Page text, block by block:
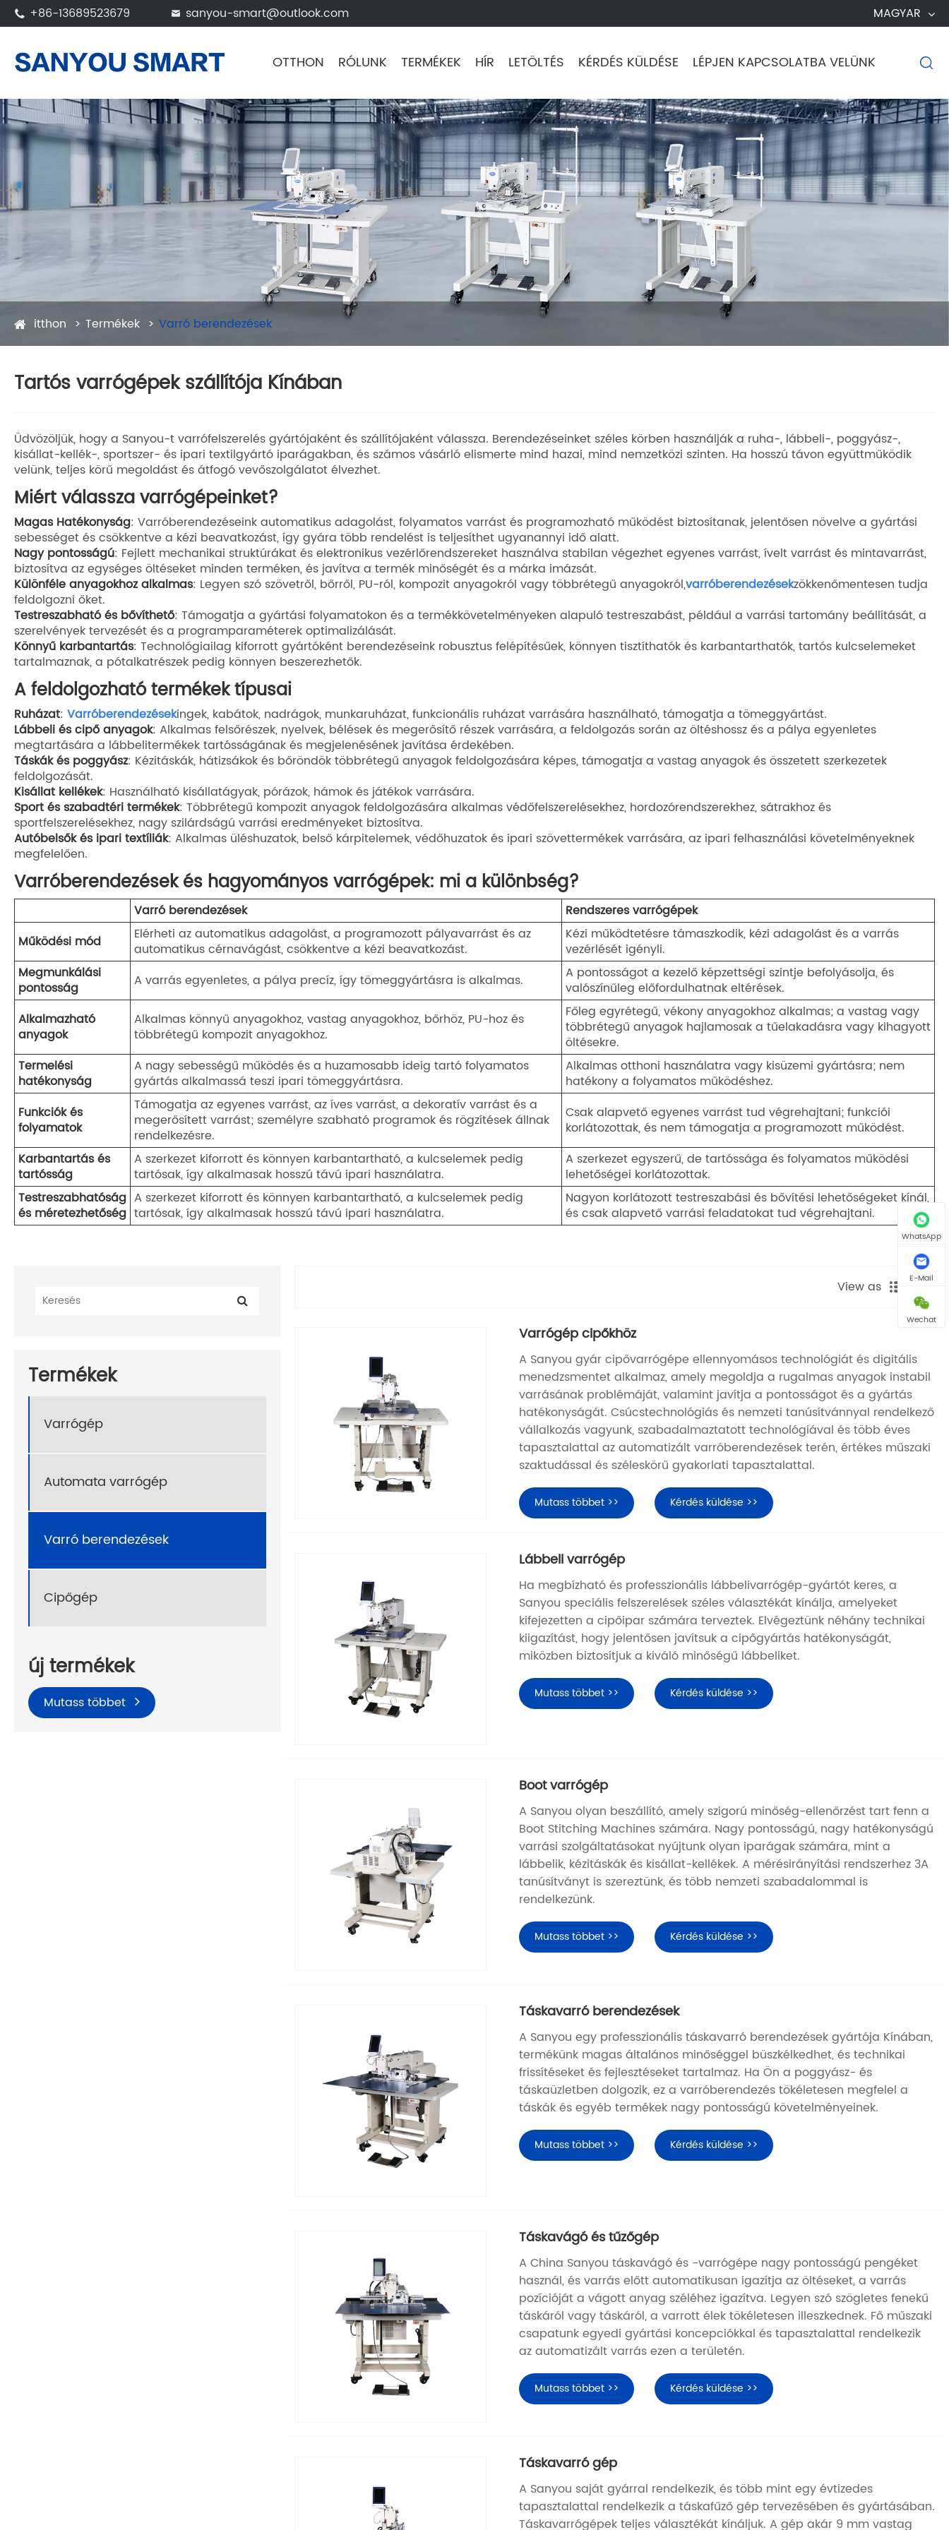
 +86-13689523679  sanyou-smart@outlook.com MAGYAR
OTTHON RÓLUNK TERMÉKEK HÍR LETÖLTÉS KÉRDÉS KÜLDÉSE LÉPJEN KAPCSOLATBA VELÜNK 
itthon Termékek Varró berendezések
Tartós varrógépek szállítója Kínában
Üdvözöljük, hogy a Sanyou-t varrófelszerelés gyártójaként és szállítójaként válassza. Berendezéseinket széles körben használják a ruha-, lábbeli-, poggyász-,
kisállat-kellék-, sportszer- és ipari textilgyártó iparágakban, és számos vásárló elismerte mind hazai, mind nemzetközi szinten. Ha hosszú távon együttműködik
velünk, teljes körű megoldást és átfogó vevőszolgálatot élvezhet.
Miért válassza varrógépeinket?
Magas Hatékonyság: Varróberendezéseink automatikus adagolást, folyamatos varrást és programozható működést biztosítanak, jelentősen növelve a gyártási
sebességet és csökkentve a kézi beavatkozást, így gyára több rendelést is teljesíthet ugyanannyi idő alatt.
Nagy pontosságú: Fejlett mechanikai struktúrákat és elektronikus vezérlőrendszereket használva stabilan végezhet egyenes varrást, ívelt varrást és mintavarrást,
biztosítva az egységes öltéseket minden terméken, és javítva a termék minőségét és a márka imázsát.
Különféle anyagokhoz alkalmas: Legyen szó szövetről, bőrről, PU-ról, kompozit anyagokról vagy többrétegű anyagokról,varróberendezésekzökkenőmentesen tudja
feldolgozni őket.
Testreszabható és bővíthető: Támogatja a gyártási folyamatokon és a termékkövetelményeken alapuló testreszabást, például a varrási tartomány beállítását, a
szerelvények tervezését és a programparaméterek optimalizálását.
Könnyű karbantartás: Technológiailag kiforrott gyártóként berendezéseink robusztus felépítésűek, könnyen tisztíthatók és karbantarthatók, tartós kulcselemeket
tartalmaznak, a pótalkatrészek pedig könnyen beszerezhetők.
A feldolgozható termékek típusai
Ruházat: Varróberendezésekingek, kabátok, nadrágok, munkaruházat, funkcionális ruházat varrására használható, támogatja a tömeggyártást.
Lábbeli és cipő anyagok: Alkalmas felsőrészek, nyelvek, bélések és megerősítő részek varrására, a feldolgozás során az öltéshossz és a pálya egyenletes
megtartására a lábbelitermékek tartósságának és megjelenésének javítása érdekében.
Táskák és poggyász: Kézitáskák, hátizsákok és bőröndök többrétegű anyagok feldolgozására képes, támogatja a vastag anyagok és összetett szerkezetek
feldolgozását.
Kisállat kellékek: Használható kisállatágyak, pórázok, hámok és játékok varrására.
Sport és szabadtéri termékek: Többrétegű kompozit anyagok feldolgozására alkalmas védőfelszerelésekhez, hordozórendszerekhez, sátrakhoz és
sportfelszerelésekhez, nagy szilárdságú varrási eredményeket biztosítva.
Autóbelsők és ipari textíliák: Alkalmas üléshuzatok, belső kárpitelemek, védőhuzatok és ipari szövettermékek varrására, az ipari felhasználási követelményeknek
megfelelően.
Varróberendezések és hagyományos varrógépek: mi a különbség?
Varró berendezések
Rendszeres varrógépek
Működési mód
Elérheti az automatikus adagolást, a programozott pályavarrást és az
automatikus cérnavágást, csökkentve a kézi beavatkozást.
Kézi működtetésre támaszkodik, kézi adagolást és a varrás
vezérlését igényli.
Megmunkálási
pontosság
A varrás egyenletes, a pálya precíz, így tömeggyártásra is alkalmas.
A pontosságot a kezelő képzettségi szintje befolyásolja, és
valószínűleg előfordulhatnak eltérések.
Alkalmazható
anyagok
Alkalmas könnyű anyagokhoz, vastag anyagokhoz, bőrhöz, PU-hoz és
többrétegű kompozit anyagokhoz.
Főleg egyrétegű, vékony anyagokhoz alkalmas; a vastag vagy
többrétegű anyagok hajlamosak a tűelakadásra vagy kihagyott
öltésekre.
Termelési
hatékonyság
A nagy sebességű működés és a huzamosabb ideig tartó folyamatos
gyártás alkalmassá teszi ipari tömeggyártásra.
Alkalmas otthoni használatra vagy kisüzemi gyártásra; nem
hatékony a folyamatos működéshez.
Funkciók és
folyamatok
Támogatja az egyenes varrást, az íves varrást, a dekoratív varrást és a
megerősített varrást; személyre szabható programok és rögzítések állnak
rendelkezésre.
Csak alapvető egyenes varrást tud végrehajtani; funkciói
korlátozottak, és nem támogatja a programozott működést.
Karbantartás és
tartósság
A szerkezet kiforrott és könnyen karbantartható, a kulcselemek pedig
tartósak, így alkalmasak hosszú távú ipari használatra.
A szerkezet egyszerű, de tartóssága és folyamatos működési
lehetőségei korlátozottak.
Testreszabhatóság
és méretezhetőség
A szerkezet kiforrott és könnyen karbantartható, a kulcselemek pedig
tartósak, így alkalmasak hosszú távú ipari használatra.
Nagyon korlátozott testreszabási és bővítési lehetőségeket kínál,
és csak alapvető varrási feladatokat tud végrehajtani.
Termékek
Varrógép
Automata varrógép
Varró berendezések
Cipőgép
új termékek
Mutass többet
View as
Varrógép cipőkhöz
A Sanyou gyár cipővarrógépe ellennyomásos technológiát és digitális
menedzsmentet alkalmaz, amely megoldja a rugalmas anyagok instabil
varrásának problémáját, valamint javítja a pontosságot és a gyártás
hatékonyságát. Csúcstechnológiás és nemzeti tanúsítvánnyal rendelkező
vállalkozás vagyunk, szabadalmaztatott technológiával és több éves
tapasztalattal az automatizált varróberendezések terén, értékes műszaki
szaktudással és széleskörű gyakorlati tapasztalattal.
Mutass többet >> Kérdés küldése >>
Lábbeli varrógép
Ha megbízható és professzionális lábbelivarrógép-gyártót keres, a
Sanyou speciális felszerelések széles választékát kínálja, amelyeket
kifejezetten a cipőipar számára terveztek. Elvégeztünk néhány technikai
kiigazítást, hogy jelentősen javítsuk a cipőgyártás hatékonyságát,
miközben biztosítjuk a kiváló minőségű lábbeliket.
Mutass többet >> Kérdés küldése >>
Boot varrógép
A Sanyou olyan beszállító, amely szigorú minőség-ellenőrzést tart fenn a
Boot Stitching Machines számára. Nagy pontosságú, nagy hatékonyságú
varrási szolgáltatásokat nyújtunk olyan iparágak számára, mint a
lábbelik, kézitáskák és kisállat-kellékek. A mérésirányítási rendszerhez 3A
tanúsítványt is szereztünk, és több nemzeti szabadalommal is
rendelkezünk.
Mutass többet >> Kérdés küldése >>
Táskavarró berendezések
A Sanyou egy professzionális táskavarró berendezések gyártója Kínában,
termékünk magas általános minőséggel büszkélkedhet, és technikai
frissítéseket és fejlesztéseket tartalmaz. Ha Ön a poggyász- és
táskaüzletben dolgozik, ez a varróberendezés tökéletesen megfelel a
táskák és egyéb termékek nagy pontosságú követelményeinek.
Mutass többet >> Kérdés küldése >>
Táskavágó és tűzőgép
A China Sanyou táskavágó és -varrógépe nagy pontosságú pengéket
használ, és varrás előtt automatikusan igazítja az öltéseket, a varrás
pozícióját a vágott anyag széléhez igazítva. Legyen szó szögletes fenekű
táskáról vagy táskáról, a varrott élek tökéletesen illeszkednek. Fő műszaki
csapatunk egyedi gyártási koncepciókkal és tapasztalattal rendelkezik
az automatizált varrás ezen a területén.
Mutass többet >> Kérdés küldése >>
Táskavarró gép
A Sanyou saját gyárral rendelkezik, és több mint egy évtizedes
tapasztalattal rendelkezik a táskafűző gép tervezésében és gyártásában.
Táskavarrógépek teljes választékát kínáljuk. A gép akár 9 mm vastag
WhatsApp
E-Mail
Wechat